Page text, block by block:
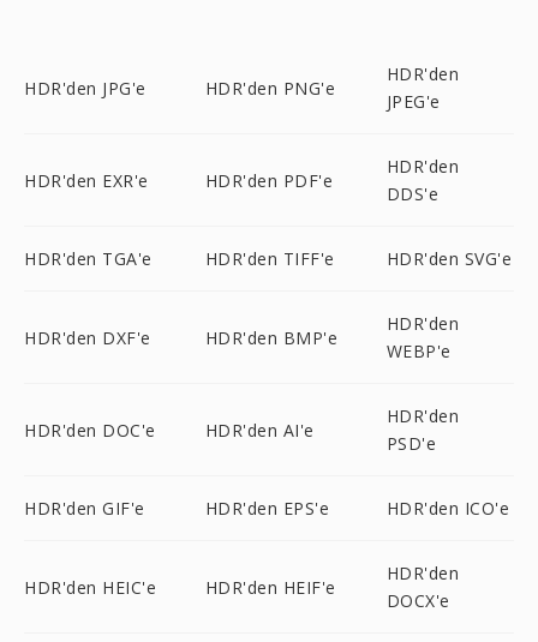
HDR'den JPG'e HDR'den PNG'e
HDR'den
JPEG'e
HDR'den EXR'e HDR'den PDF'e
HDR'den
DDS'e
HDR'den TGA'e HDR'den TIFF'e HDR'den SVG'e
HDR'den DXF'e HDR'den BMP'e
HDR'den
WEBP'e
HDR'den DOC'e HDR'den AI'e
HDR'den
PSD'e
HDR'den GIF'e HDR'den EPS'e HDR'den ICO'e
HDR'den HEIC'e HDR'den HEIF'e
HDR'den
DOCX'e